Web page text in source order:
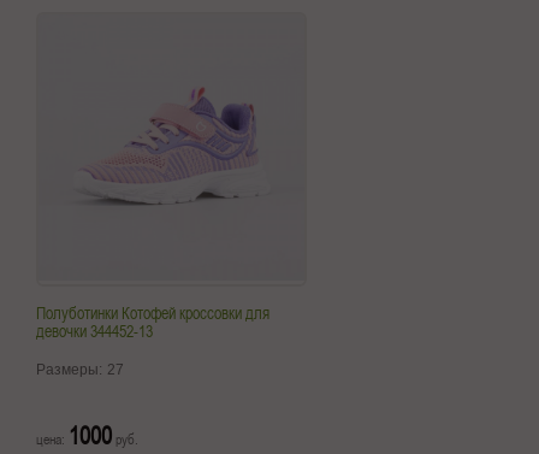
Полуботинки Котофей кроссовки для
девочки 344452-13
Размеры: 27
цена: 1000 руб.